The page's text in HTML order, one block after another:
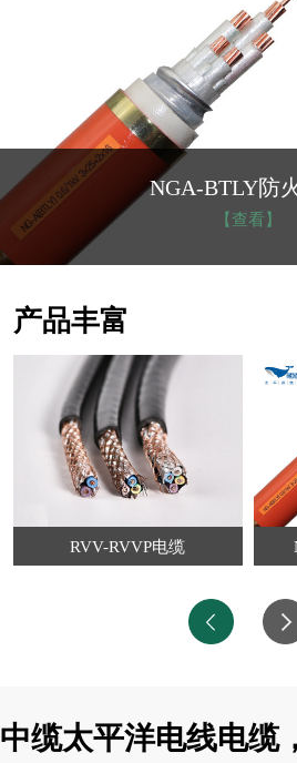
NGA-BTLY防
【查看】
产品丰富
RVV-RVVP电缆
中缆太平洋电线电缆